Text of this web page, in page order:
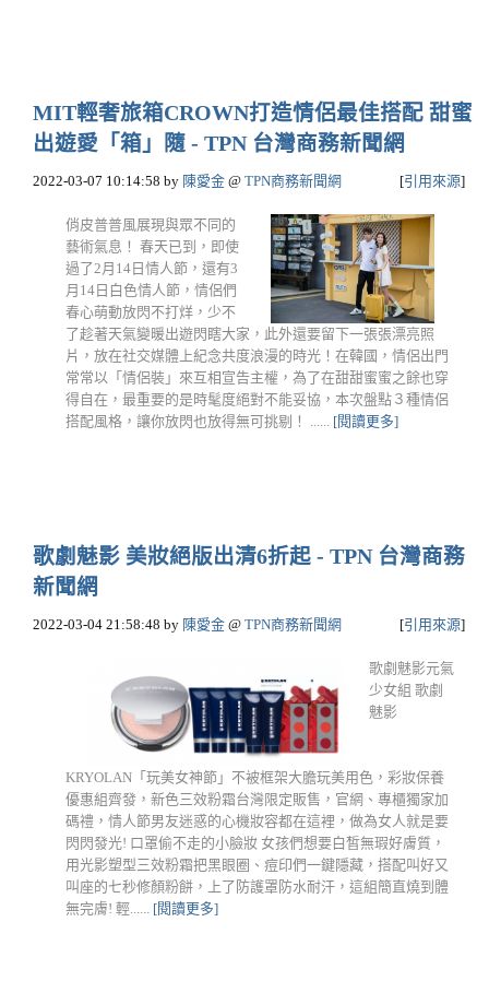
MIT輕奢旅箱CROWN打造情侶最佳搭配 甜蜜
出遊愛「箱」隨 - TPN 台灣商務新聞網
2022-03-07 10:14:58 by 陳愛金 @ TPN商務新聞網 [引用來源]
俏皮普普風展現與眾不同的
藝術氣息！ 春天已到，即使
過了2月14日情人節，還有3
月14日白色情人節，情侶們
春心萌動放閃不打烊，少不
了趁著天氣變暖出遊閃瞎大家，此外還要留下一張張漂亮照
片，放在社交媒體上紀念共度浪漫的時光！在韓國，情侶出門
常常以「情侶裝」來互相宣告主權，為了在甜甜蜜蜜之餘也穿
得自在，最重要的是時髦度絕對不能妥協，本次盤點３種情侶
搭配風格，讓你放閃也放得無可挑剔！ ...... [閱讀更多]
歌劇魅影 美妝絕版出清6折起 - TPN 台灣商務
新聞網
2022-03-04 21:58:48 by 陳愛金 @ TPN商務新聞網 [引用來源]
歌劇魅影元氣
少女組 歌劇
魅影
KRYOLAN「玩美女神節」不被框架大膽玩美用色，彩妝保養
優惠組齊發，新色三效粉霜台灣限定販售，官網、專櫃獨家加
碼禮，情人節男友迷惑的心機妝容都在這裡，做為女人就是要
閃閃發光! 口罩偷不走的小臉妝 女孩們想要白皙無瑕好膚質，
用光影塑型三效粉霜把黑眼圈、痘印們一鍵隱藏，搭配叫好又
叫座的七秒修顏粉餅，上了防護罩防水耐汗，這組簡直燒到體
無完膚! 輕...... [閱讀更多]